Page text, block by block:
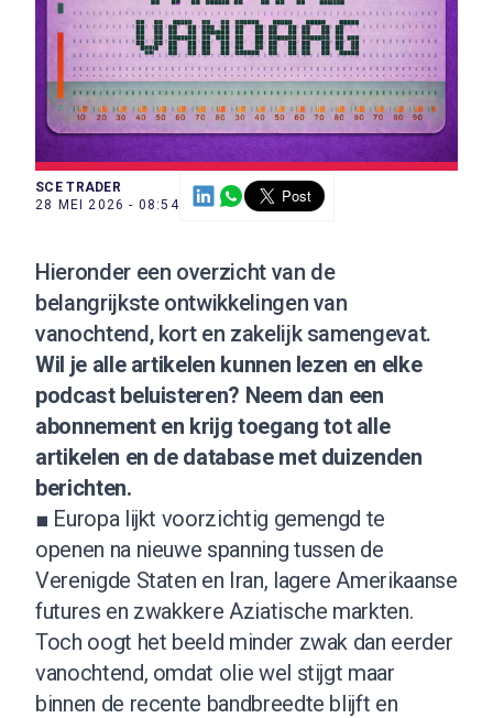
SCE TRADER
28 MEI 2026 - 08:54
Hieronder een overzicht van de
belangrijkste ontwikkelingen van
vanochtend, kort en zakelijk samengevat.
Wil je alle artikelen kunnen lezen en elke
podcast beluisteren? Neem dan een
abonnementen krijg toegang tot alle
artikelen en de database met duizenden
berichten.
■ Europa lijkt voorzichtig gemengd te
openen na nieuwe spanning tussen de
Verenigde Staten en Iran, lagere Amerikaanse
futures en zwakkere Aziatische markten.
Toch oogt het beeld minder zwak dan eerder
vanochtend, omdat olie wel stijgt maar
binnen de recente bandbreedte blijft en